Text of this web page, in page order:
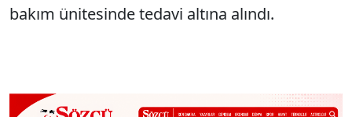
bakım ünitesinde tedavi altına alındı.